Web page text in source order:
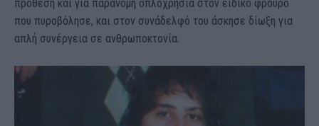
πρόθεση και για παράνομη οπλοχρησία στον ειδικό φρουρό
που πυροβόλησε, και στον συνάδελφό του άσκησε δίωξη για
απλή συνέργεια σε ανθρωποκτονία.